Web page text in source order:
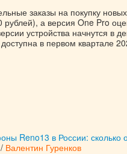
заказы на покупку
рублей), а версия One Pro
устройства начнутся в
в первом квартале
Reno13 в России: сколько
/ Валентин Гуренков